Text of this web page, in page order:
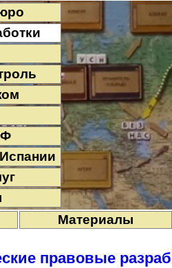
Материалы
правовые